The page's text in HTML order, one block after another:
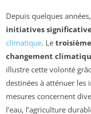
Depuis quelques
initiatives
climatique. Le
changement
illustre cette volonté
destinées à atténuer les
mesures concernent
l’eau, l’agriculture